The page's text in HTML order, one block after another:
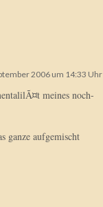
2006 um 14:33 Uhr
meines noch-
ganze aufgemischt